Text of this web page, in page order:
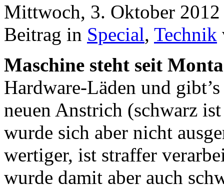
Mittwoch, 3. Oktober
Beitrag in Special, Technik
Maschine steht seit
Hardware-Läden und
neuen Anstrich (schwarz
wurde sich aber nicht
wertiger, ist straffer
wurde damit aber auch